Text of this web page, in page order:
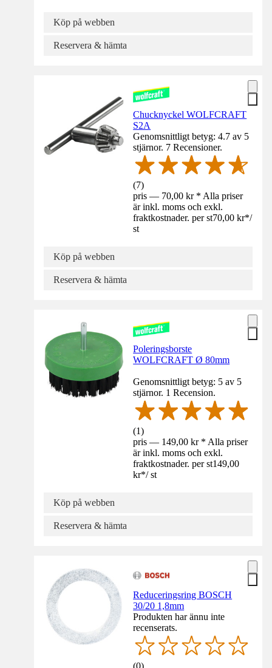
Köp på webben
Reservera & hämta
Chucknyckel WOLFCRAFT
S2A
Genomsnittligt betyg: 4.7 av 5
stjärnor. 7 Recensioner.
(7)
pris — 70,00 kr * Alla priser
är inkl. moms och exkl.
fraktkostnader. per st70,00 kr*/
st
Köp på webben
Reservera & hämta
Poleringsborste
WOLFCRAFT Ø 80mm
Genomsnittligt betyg: 5 av 5
stjärnor. 1 Recension.
(1)
pris — 149,00 kr * Alla priser
är inkl. moms och exkl.
fraktkostnader. per st149,00
kr*/ st
Köp på webben
Reservera & hämta
Reduceringsring BOSCH
30/20 1,8mm
Produkten har ännu inte
recenserats.
(0)